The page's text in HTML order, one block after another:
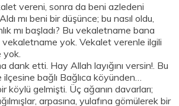
vereni, sonra da beni azledeni
mı beni bir düşünce; bu nasıl oldu,
mı başladı? Bu vekaletname bana
yok. Vekalet verenle ilgili
yok.
dank etti. Hay Allah layığını versin!. Bu
bağlı Bağlıca köyünden…
köylü gelmişti. Üç ağanın davarları;
arpasına, yulafına gömülerek bir